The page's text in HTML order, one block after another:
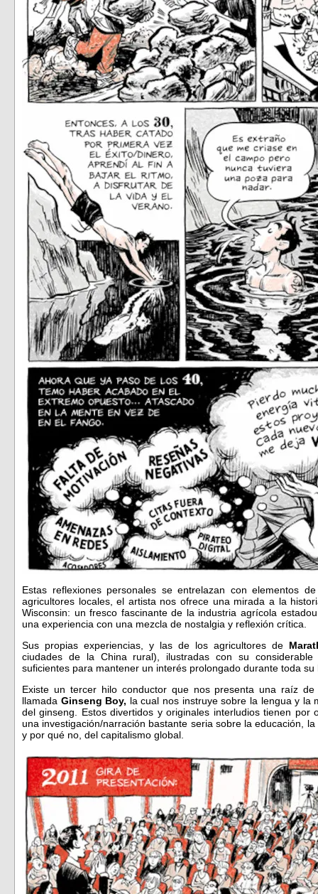
Estas reflexiones personales se entrelazan con elementos
agricultores locales, el artista nos ofrece una mirada a la
Wisconsin: un fresco fascinante de la industria agrícola
una experiencia con una mezcla de nostalgia y reflexión crítica.
Sus propias experiencias, y las de los agricultores de
ciudades de la China rural), ilustradas con su
suficientes para mantener un interés prolongado durante toda su
Existe un tercer hilo conductor que nos presenta una raíz de
llamada Ginseng Boy, la cual nos instruye sobre la lengua y la
del ginseng. Estos divertidos y originales interludios tienen
una investigación/narración bastante seria sobre la educación,
y por qué no, del capitalismo global.